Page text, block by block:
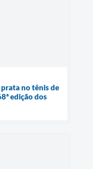
no tênis de
edição dos